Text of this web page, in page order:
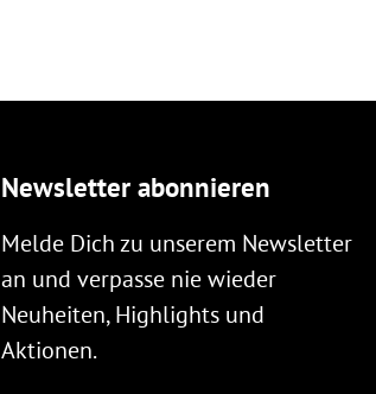
Newsletter abonnieren
Melde Dich zu unserem Newsletter
an und verpasse nie wieder
Neuheiten, Highlights und
Aktionen.